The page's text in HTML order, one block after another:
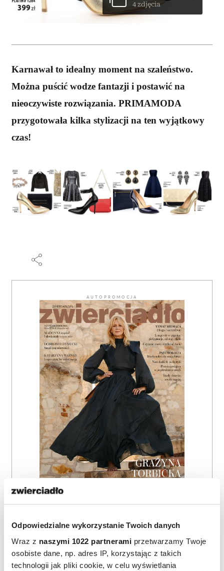
Odpowiedzialne wykorzystanie Twoich danych
Wraz z naszymi 1022 partnerami przetwarzamy Twoje
osobiste dane, np. adres IP, korzystając z takich
technologii jak pliki cookie, w celu wyświetlania
4 zdjęcia
Karnawał to idealny moment na szaleństwo.
Można puścić wodze fantazji i postawić na
nieoczywiste rozwiązania. PRIMAMODA
przygotowała kilka stylizacji na ten wyjątkowy
czas!
AUTOPROMOCJA
E-WYDANIE